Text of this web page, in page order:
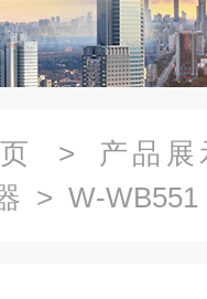
> 产品展
> W-WB551